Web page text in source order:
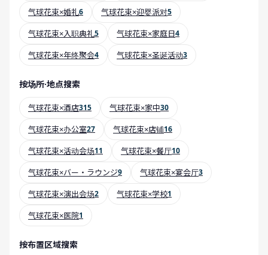
气球花束×婚礼6 气球花束×迎婴派对5
气球花束×入职典礼5 气球花束×家庭日4
气球花束×年终聚会4 气球花束×圣诞活动3
按场所·地点搜索
气球花束×酒店315 气球花束×家中30
气球花束×办公室27 气球花束×店铺16
气球花束×活动会场11 气球花束×餐厅10
气球花束×バー・ラウンジ9 气球花束×宴会厅3
气球花束×演出会场2 气球花束×学校1
气球花束×医院1
按布置区域搜索